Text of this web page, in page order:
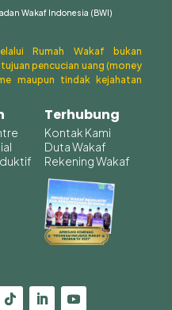
Wakaf Indonesia (BWI)
Rumah Wakaf bukan
pencucian uang (money
maupun tindak kejahatan
Terhubung
Kontak Kami
Duta Wakaf
Rekening Wakaf